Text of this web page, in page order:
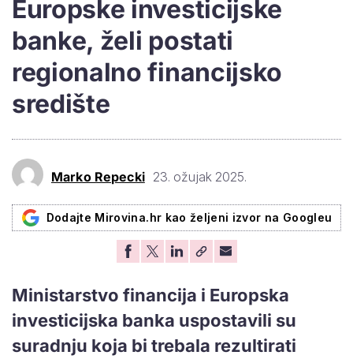
Europske investicijske
banke, želi postati
regionalno financijsko
središte
Marko Repecki 23. ožujak 2025.
Dodajte Mirovina.hr kao željeni izvor na Googleu
Ministarstvo financija i Europska
investicijska banka uspostavili su
suradnju koja bi trebala rezultirati